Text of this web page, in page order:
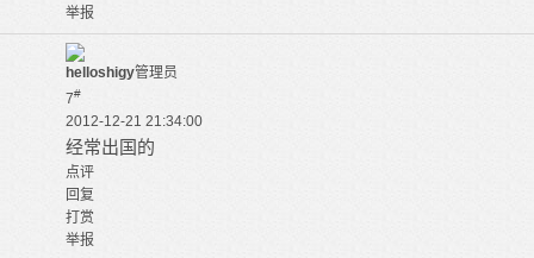
举报
helloshigy管理员
7#
2012-12-21 21:34:00
经常出国的
点评
回复
打赏
举报